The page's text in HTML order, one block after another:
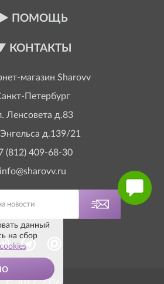
ПОМОЩЬ
КОНТАКТЫ
магазин Sharovv
Петербург
Ленсовета д.83
д.139/21
(812) 409-68-30
info@sharovv.ru
данный
на сбор
cookies